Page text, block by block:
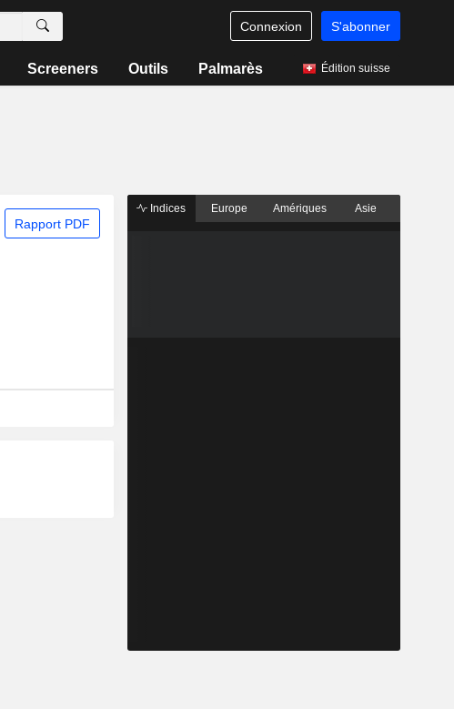
Connexion S'abonner
Screeners Outils Palmarès Édition suisse
Rapport PDF
Indices Europe Amériques Asie